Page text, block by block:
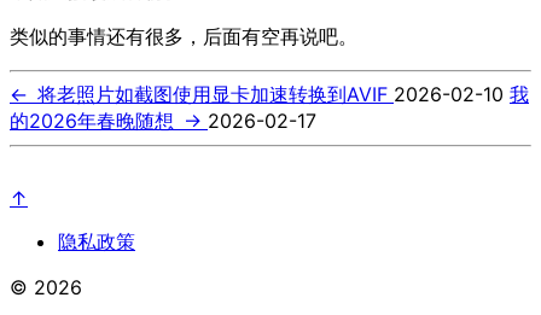
类似的事情还有很多，后面有空再说吧。
← 将老照片如截图使用显卡加速转换到AVIF 2026-02-10 我
的2026年春晚随想 → 2026-02-17
↑
隐私政策
© 2026